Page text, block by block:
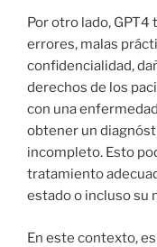
Por otro lado,
errores, malas
confidencialidad,
derechos de los
con una
obtener un
incompleto. Esto
tratamiento
estado o incluso su
En este contexto,